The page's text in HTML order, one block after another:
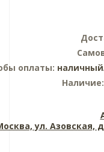
оплаты:
Наличие:
ул. Азовская,